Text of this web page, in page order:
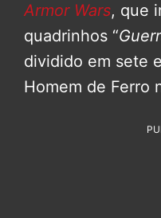
Armor Wars, que
quadrinhos “
dividido em sete
Homem de Ferro